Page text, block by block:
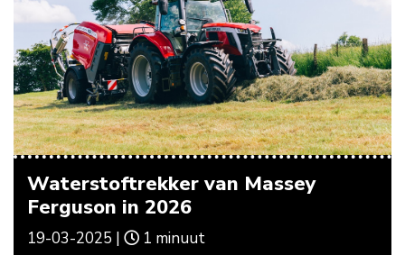
Waterstoftrekker van Massey
Ferguson in 2026
19-03-2025 | 1 minuut